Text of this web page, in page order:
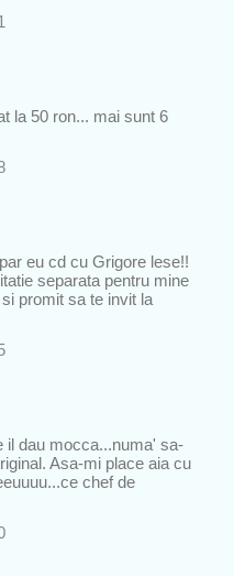
la 50 ron... mai sunt 6
eu cd cu Grigore lese!!
separata pentru mine
promit sa te invit la
il dau mocca...numa' sa-
Asa-mi place aia cu
chef de